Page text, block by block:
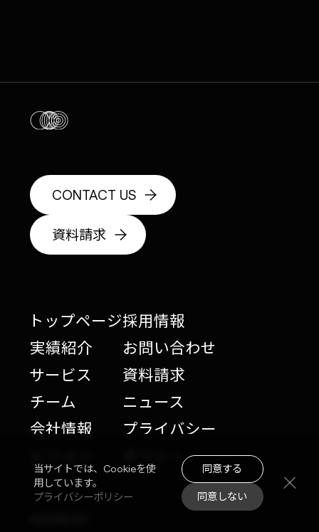
当サイトでは、Cookieを使
用しています。
プライバシーポリシー
同意する
同意しない
CONTACT US
資料請求
トップページ
実績紹介
サービス
チーム
会社情報
採用情報
お問い合わせ
資料請求
ニュース
プライバシー
ポリシー